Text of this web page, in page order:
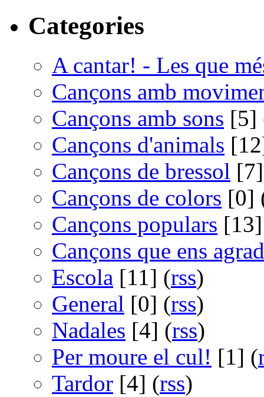
Categories
A cantar! - Les que
Cançons amb
Cançons amb sons [5]
Cançons d'animals
Cançons de bressol
Cançons de colors [0]
Cançons populars
Cançons que ens
Escola [11] (rss)
General [0] (rss)
Nadales [4] (rss)
Per moure el cul! [1] (
Tardor [4] (rss)